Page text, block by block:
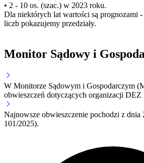
• 2 - 10 os. (szac.) w 2023 roku.
Dla niektórych lat wartości są prognozami -
liczb pokazujemy przedziały.
Monitor Sądowy i
W Monitorze Sądowym i Gospodarczym
obwieszczeń dotyczących organizacji DEZ
Najnowsze obwieszczenie pochodzi z dnia
101/2025).